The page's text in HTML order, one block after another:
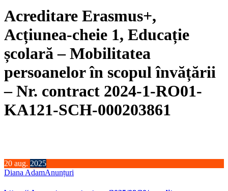
Acreditare Erasmus+,
Acțiunea-cheie 1, Educație
școlară – Mobilitatea
persoanelor în scopul învățării
– Nr. contract 2024-1-RO01-
KA121-SCH-000203861
20 aug. 2025
Diana AdamAnunțuri